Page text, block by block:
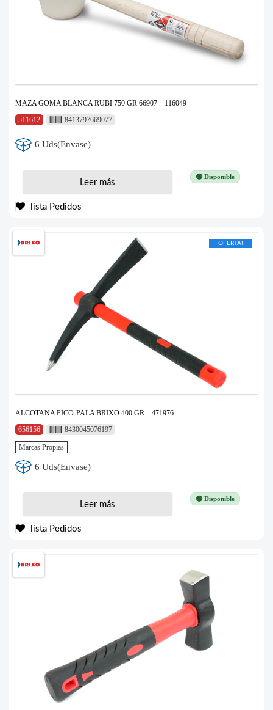
MAZA GOMA BLANCA RUBI 750 GR 66907 – 116049
511612
8413797669077
6 Uds(Envase)
🟢 Disponible
Leer más
lista Pedidos
OFERTA!
ALCOTANA PICO-PALA BRIXO 400 GR – 471976
656156
8430045076197
Marcas Propias
6 Uds(Envase)
🟢 Disponible
Leer más
lista Pedidos